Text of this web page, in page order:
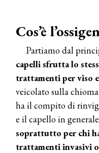
Cos’è
Partiamo dal
capelli sfrutta lo
trattamenti per viso
veicolato sulla
ha il compito di
e il capello in
soprattutto per chi
trattamenti invasivi